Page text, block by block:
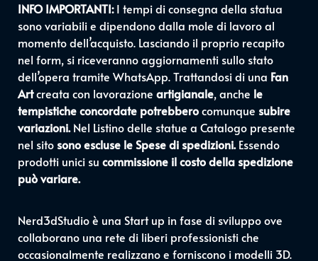
INFO IMPORTANTI:I tempi di consegna della statua
sono variabili e dipendono dalla mole di lavoro al
momento dell’acquisto. Lasciando il proprio recapito
nel form, si riceveranno aggiornamenti sullo stato
dell’opera tramite WhatsApp. Trattandosi di una Fan
Artcreata con lavorazione artigianale, anche le
tempistiche concordate potrebberocomunque subire
variazioni.Nel Listino delle statue a Catalogo presente
nel sito sono escluse le Spese di spedizioni.Essendo
prodotti unici su commissione il costo della spedizione
può variare.
Nerd3dStudio è una Start up in fase di sviluppo ove
collaborano una rete di liberi professionisti che
occasionalmente realizzano e forniscono i modelli 3D.